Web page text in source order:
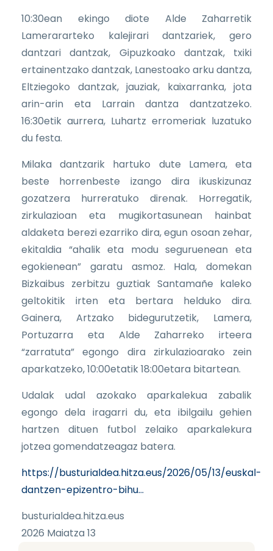
10:30ean ekingo diote Alde Zaharretik
Lamerararteko kalejirari dantzariek, gero
dantzari dantzak, Gipuzkoako dantzak, txiki
ertainentzako dantzak, Lanestoako arku dantza,
Eltziegoko dantzak, jauziak, kaixarranka, jota
arin-arin eta Larrain dantza dantzatzeko.
16:30etik aurrera, Luhartz erromeriak luzatuko
du festa.
Milaka dantzarik hartuko dute Lamera, eta
beste horrenbeste izango dira ikuskizunaz
gozatzera hurreratuko direnak. Horregatik,
zirkulazioan eta mugikortasunean hainbat
aldaketa berezi ezarriko dira, egun osoan zehar,
ekitaldia “ahalik eta modu seguruenean eta
egokienean” garatu asmoz. Hala, domekan
Bizkaibus zerbitzu guztiak Santamañe kaleko
geltokitik irten eta bertara helduko dira.
Gainera, Artzako bidegurutzetik, Lamera,
Portuzarra eta Alde Zaharreko irteera
“zarratuta” egongo dira zirkulazioarako zein
aparkatzeko, 10:00etatik 18:00etara bitartean.
Udalak udal azokako aparkalekua zabalik
egongo dela iragarri du, eta ibilgailu gehien
hartzen dituen futbol zelaiko aparkalekura
jotzea gomendatzeagaz batera.
https://busturialdea.hitza.eus/2026/05/13/euskal-
dantzen-epizentro-bihu…
busturialdea.hitza.eus
2026 Maiatza 13